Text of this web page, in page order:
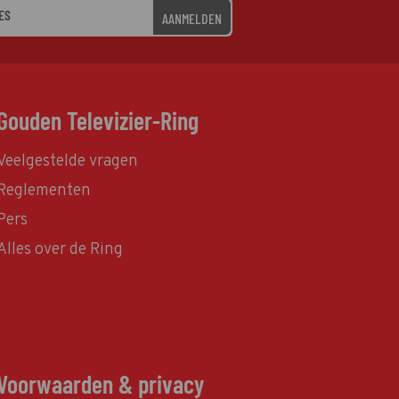
AANMELDEN
Televizier-Ring
vragen
over de Ring
& privacy